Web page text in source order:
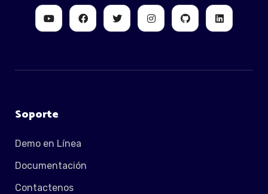
Soporte
Demo en Línea
Documentación
Contactenos